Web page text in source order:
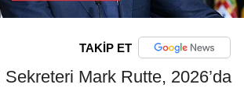
TAKİP ET
Mark Rutte, 2026’da